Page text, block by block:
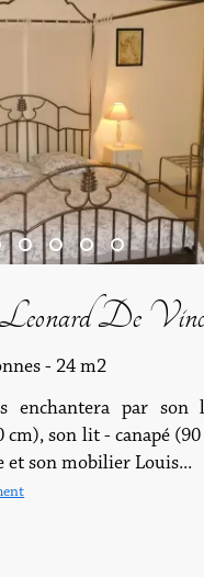
De
- 24 m2
enchantera par son
cm), son lit - canapé (90
et son mobilier Louis...